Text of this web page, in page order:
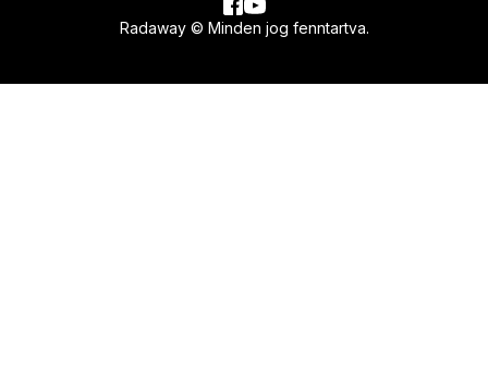
Radaway © Minden jog fenntartva.